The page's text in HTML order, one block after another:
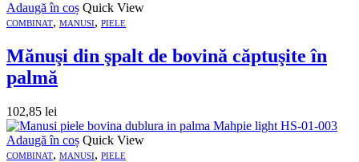
Adaugă în coș Quick View
COMBINAT, MANUSI, PIELE
Mănuşi din şpalt de bovină căptuşite în
palmă
102,85 lei
Adaugă în coș Quick View
COMBINAT, MANUSI, PIELE